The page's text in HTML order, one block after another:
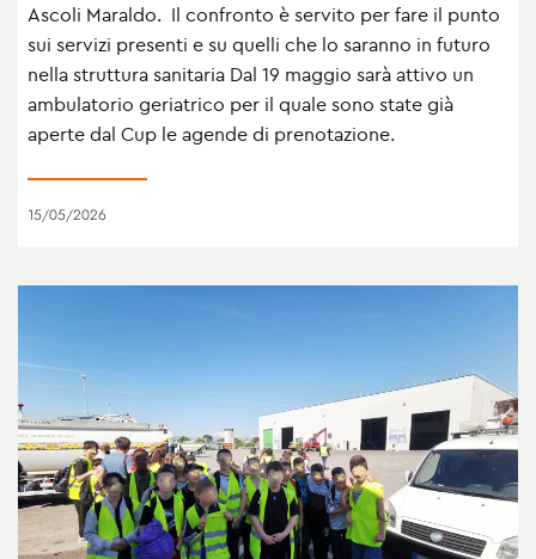
Ascoli Maraldo. Il confronto è servito per fare il punto
sui servizi presenti e su quelli che lo saranno in futuro
nella struttura sanitaria Dal 19 maggio sarà attivo un
ambulatorio geriatrico per il quale sono state già
aperte dal Cup le agende di prenotazione.
15/05/2026